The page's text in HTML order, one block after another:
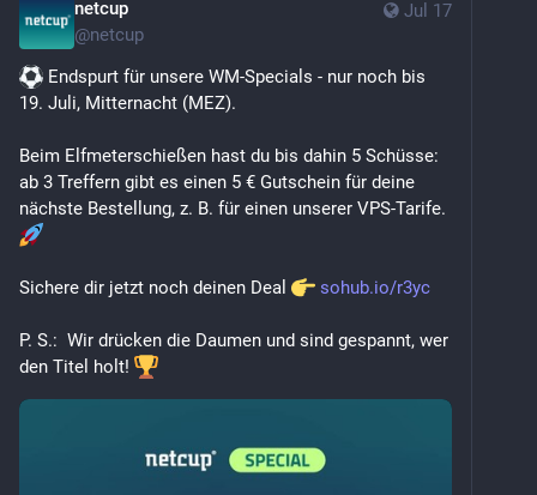
Jul 17
netcup
@netcup
Endspurt für unsere WM-Specials - nur noch bis
19. Juli, Mitternacht (MEZ).
Beim Elfmeterschießen hast du bis dahin 5 Schüsse:
ab 3 Treffern gibt es einen 5 € Gutschein für deine
nächste Bestellung, z. B. für einen unserer VPS-Tarife.
Sichere dir jetzt noch deinen Deal sohub.io/r3yc
P. S.:  Wir drücken die Daumen und sind gespannt, wer
den Titel holt!